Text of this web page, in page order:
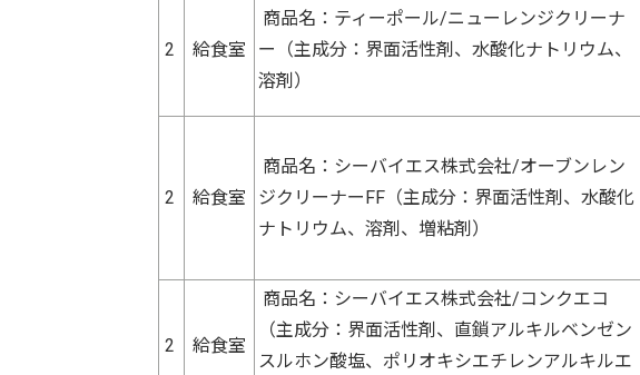
2 給食室
商品名：ティーポール/ニューレンジクリーナ
ー（主成分：界面活性剤、水酸化ナトリウム、
溶剤）
2 給食室
商品名：シーバイエス株式会社/オーブンレン
ジクリーナーFF（主成分：界面活性剤、水酸化
ナトリウム、溶剤、増粘剤）
2 給食室
商品名：シーバイエス株式会社/コンクエコ
（主成分：界面活性剤、直鎖アルキルベンゼン
スルホン酸塩、ポリオキシエチレンアルキルエ